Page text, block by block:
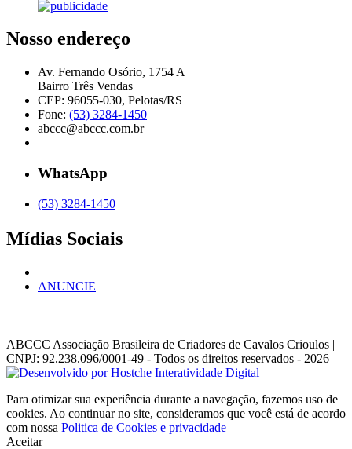
Nosso endereço
Av. Fernando Osório, 1754 A
Bairro Três Vendas
CEP: 96055-030, Pelotas/RS
Fone: (53) 3284-1450
abccc@abccc.com.br
WhatsApp
(53) 3284-1450
Mídias Sociais
ANUNCIE
ABCCC Associação Brasileira de Criadores de Cavalos Crioulos |
CNPJ: 92.238.096/0001-49 - Todos os direitos reservados - 2026
Para otimizar sua experiência durante a navegação, fazemos uso de
cookies. Ao continuar no site, consideramos que você está de acordo
com nossa Politica de Cookies e privacidade
Aceitar